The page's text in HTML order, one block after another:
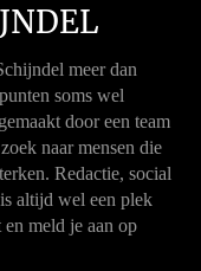
meer dan
soms wel
door een team
naar mensen die
Redactie, social
altijd wel een plek
meld je aan op